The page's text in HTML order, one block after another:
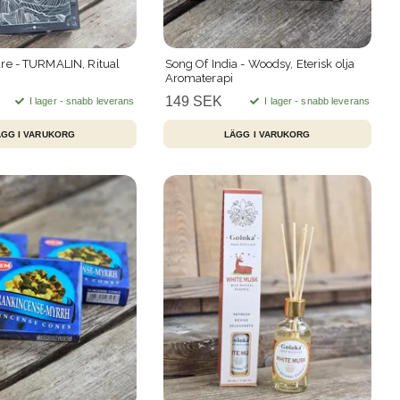
- TURMALIN, Ritual
I lager - snabb leverans
Song Of India - Woodsy, Eterisk olja
Aromaterapi
149 SEK I lager - snabb leverans